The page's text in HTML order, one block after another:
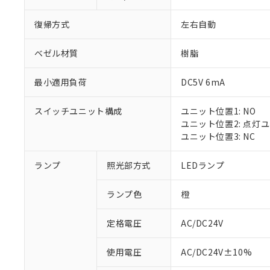
復帰方式 左右自動
ベゼル材質 樹脂
最小適用負荷 DC5V 6mA
スイッチユニット構成
ユニット位置1: NO
ユニット位置2: 点灯
ユニット位置3: NC
ランプ 照光部方式 LEDランプ
ランプ色 橙
定格電圧 AC/DC24V
使用電圧 AC/DC24V±10%
※1 対応状況